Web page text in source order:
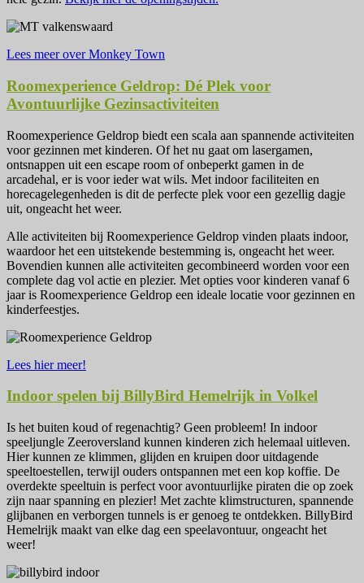
Lees meer over Monkey Town
Roomexperience Geldrop: Dé Plek voor
Avontuurlijke Gezinsactiviteiten
Roomexperience Geldrop biedt een scala aan spannende activiteiten
voor gezinnen met kinderen. Of het nu gaat om lasergamen,
ontsnappen uit een escape room of onbeperkt gamen in de
arcadehal, er is voor ieder wat wils. Met indoor faciliteiten en
horecagelegenheden is dit de perfecte plek voor een gezellig dagje
uit, ongeacht het weer.
Alle activiteiten bij Roomexperience Geldrop vinden plaats indoor,
waardoor het een uitstekende bestemming is, ongeacht het weer.
Bovendien kunnen alle activiteiten gecombineerd worden voor een
complete dag vol actie en plezier. Met opties voor kinderen vanaf 6
jaar is Roomexperience Geldrop een ideale locatie voor gezinnen en
kinderfeestjes.
Lees hier meer!
Indoor spelen bij BillyBird Hemelrijk in Volkel
Is het buiten koud of regenachtig? Geen probleem! In indoor
speeljungle Zeeroversland kunnen kinderen zich helemaal uitleven.
Hier kunnen ze klimmen, glijden en kruipen door uitdagende
speeltoestellen, terwijl ouders ontspannen met een kop koffie. De
overdekte speeltuin is perfect voor avontuurlijke piraten die op zoek
zijn naar spanning en plezier! Met zachte klimstructuren, spannende
glijbanen en verborgen tunnels is er genoeg te ontdekken. BillyBird
Hemelrijk maakt van elke dag een speelavontuur, ongeacht het
weer!